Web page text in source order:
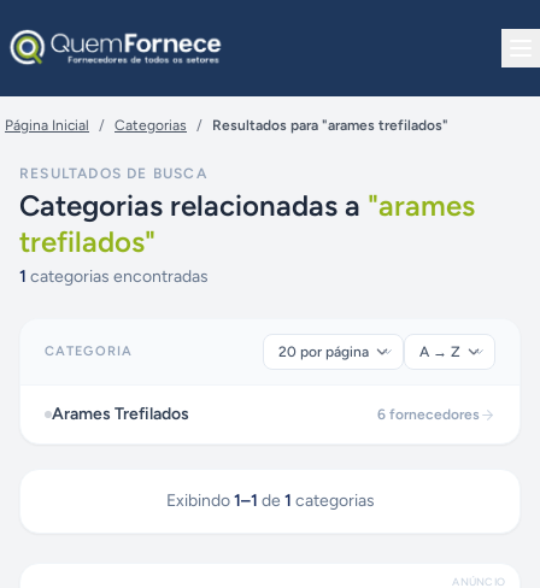
Página Inicial / Categorias / Resultados para "arames trefilados"
RESULTADOS DE BUSCA
Categorias relacionadas a "arames
trefilados"
1 categorias encontradas
CATEGORIA
Arames Trefilados 6 fornecedores
Exibindo 1–1 de 1 categorias
ANÚNCIO